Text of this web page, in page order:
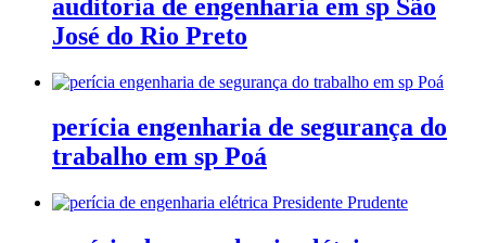
auditoria de engenharia em sp São
José do Rio Preto
perícia engenharia de segurança do
trabalho em sp Poá